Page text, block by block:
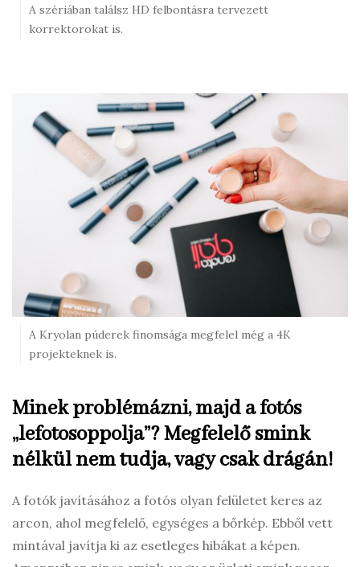
A szériában találsz HD felbontásra tervezett
korrektorokat is.
A Kryolan púderek finomsága megfelel még a 4K
projekteknek is.
Minek problémázni, majd a fotós
„lefotosoppolja”? Megfelelő smink
nélkül nem tudja, vagy csak drágán!
A fotók javításához a fotós olyan felületet keres az
arcon, ahol megfelelő, egységes a bőrkép. Ebből vett
mintával javítja ki az esetleges hibákat a képen.